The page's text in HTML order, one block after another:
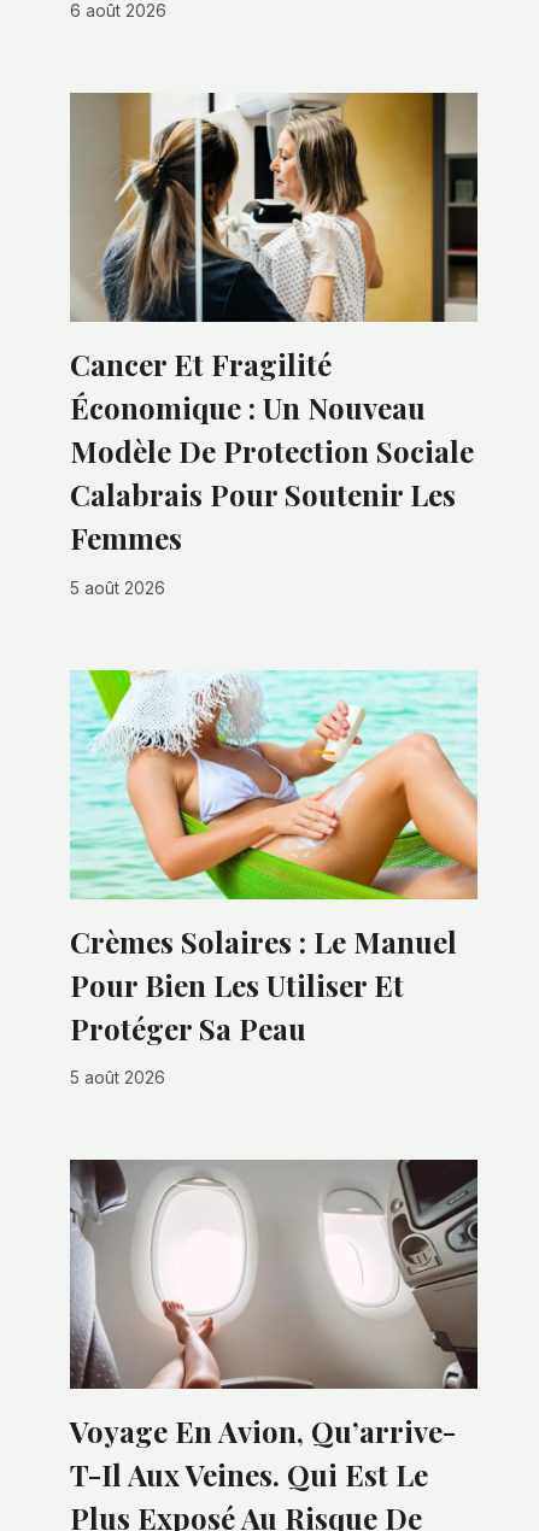
6 août 2026
Cancer Et Fragilité
Économique : Un Nouveau
Modèle De Protection Sociale
Calabrais Pour Soutenir Les
Femmes
5 août 2026
Crèmes Solaires : Le Manuel
Pour Bien Les Utiliser Et
Protéger Sa Peau
5 août 2026
Voyage En Avion, Qu’arrive-
T-Il Aux Veines. Qui Est Le
Plus Exposé Au Risque De